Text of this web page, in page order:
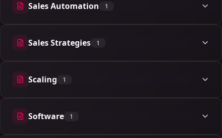
Sales Automation 1
1 articles
Sales Strategies 1
1 articles
Scaling 1
1 articles
Software 1
1 articles